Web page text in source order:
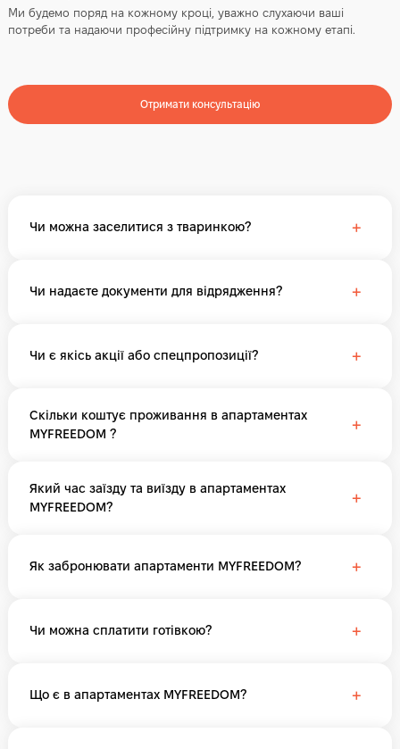
Ми будемо поряд на кожному кроці, уважно слухаючи ваші
потреби та надаючи професійну підтримку на кожному етапі.
Отримати консультацію
Чи можна заселитися з тваринкою? +
Чи надаєте документи для відрядження? +
Чи є якісь акції або спецпропозиції? +
Скільки коштує проживання в апартаментах
MYFREEDOM ?
+
Який час заїзду та виїзду в апартаментах
MYFREEDOM?
+
Як забронювати апартаменти MYFREEDOM? +
Чи можна сплатити готівкою? +
Що є в апартаментах MYFREEDOM? +